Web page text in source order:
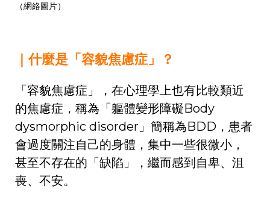
（網絡圖片）
｜什麼是「容貌焦慮症」？
「容貌焦慮症」，在心理學上也有比較類近
的焦慮症，稱為「軀體變形障礙Body
dysmorphic disorder」簡稱為BDD，患者
會過度關注自己的身體，集中一些很微小，
甚至不存在的「缺陷」，繼而感到自卑、沮
喪、不安。